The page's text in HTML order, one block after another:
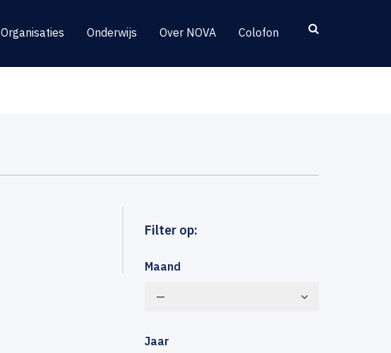
Organisaties Onderwijs Over NOVA Colofon
Filter op:
Maand
—
Jaar